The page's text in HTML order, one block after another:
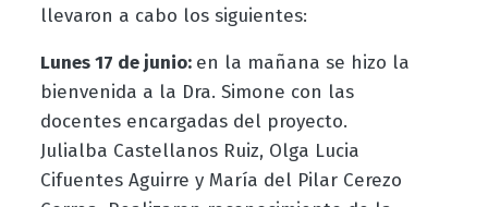
llevaron a cabo los siguientes:
Lunes 17 de junio: en la mañana se hizo la
bienvenida a la Dra. Simone con las
docentes encargadas del proyecto.
Julialba Castellanos Ruiz, Olga Lucia
Cifuentes Aguirre y María del Pilar Cerezo